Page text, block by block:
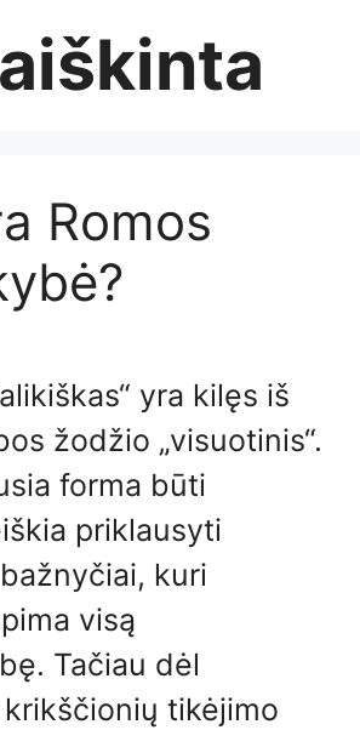
Romos
yra kilęs iš
žodžio „visuotinis“.
forma būti
priklausyti
kuri
visą
Tačiau dėl
tikėjimo